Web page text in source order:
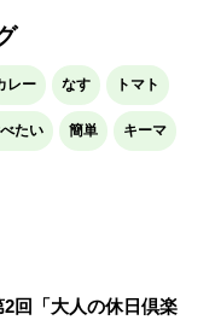
レー なす トマト
たい 簡単 キーマ
回「大人の休日倶楽